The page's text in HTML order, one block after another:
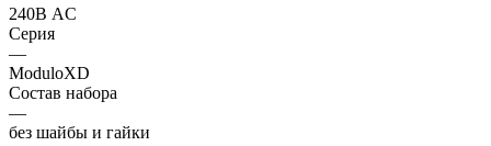
240В AC
Серия
—
ModuloXD
Состав набора
—
без шайбы и гайки